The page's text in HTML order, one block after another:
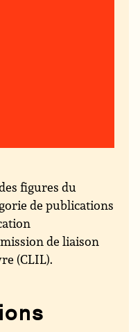
figures du
de publications
de liaison
(CLIL).